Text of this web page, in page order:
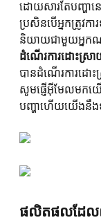
ដោយសារតែបញ្ហានេ
ប្រសិនបើអ្នកត្រូវក
និយាយជាមួយអ្នកណ
ដំណើរការដោះស្រ
បានដំណើរការដោះ
សូមផ្ញើអ៊ីមែលមកយ
បញ្ហាហើយយើងនឹងទ
ផលិតផលដែលព